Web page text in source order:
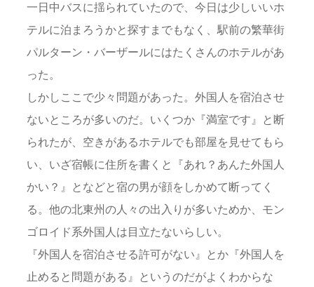
一日中バスに揺られていたので、今日は少しいいホ
テルに泊まろうかと探すまでもなく、駅前の繁華街
パルターン・バーザールにはたくさんのホテルがあ
った。
しかしここで少々問題があった。外国人を宿泊させ
ないところが多いのだ。いくつか『満室です』と断
られたが、空きがあるホテルでも部屋を見せてもら
い、いざ宿帳に住所を書くと『あれ？あんた外国人
かい？』となどと宿の男が顔をしかめて断ってく
る。他の北東州の人々の出入りが多いためか、モン
ゴロイド系外国人は目立たないらしい。
『外国人を宿泊させる許可がない』とか『外国人を
止めると問題がある』というのだがよくわからな